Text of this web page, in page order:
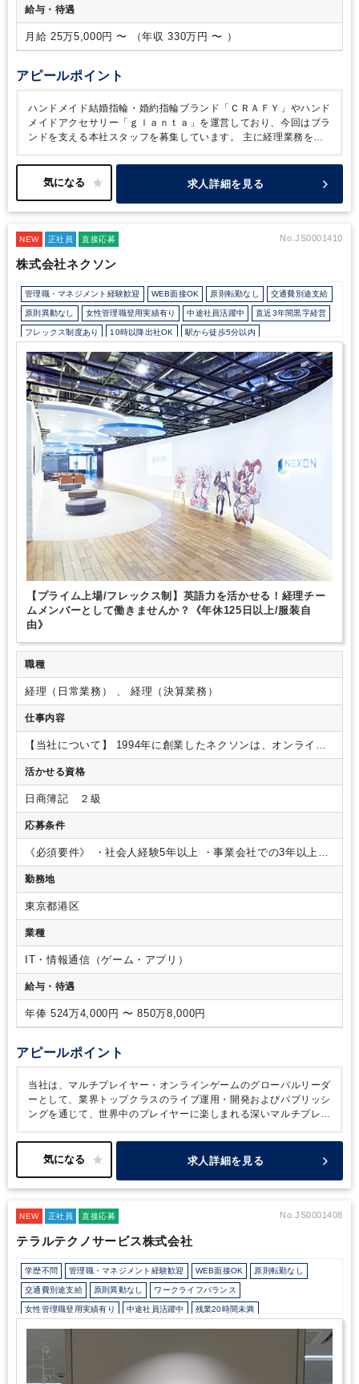
給与・待遇
月給 25万5,000円 〜 （年収 330万円 〜 ）
アピールポイント
ハンドメイド結婚指輪・婚約指輪ブランド「ＣＲＡＦＹ」やハンド
メイドアクセサリー「ｇｌａｎｔａ」を運営しており、今回はブラ
ンドを支える本社スタッフを募集しています。
主に経理業務をお
でいます。丁寧さや正確さを大切にできる方を歓迎します。一緒
にブランドを支えてくださる方のご応募をお待ちしています。
求人詳細を見る
NEW 正社員 直接応募 No.JS0001410
株式会社ネクソン
管理職・マネジメント経験歓迎 WEB面接OK 原則転勤なし 交通費別途支給
原則異動なし 女性管理職登用実績有り 中途社員活躍中 直近3年間黒字経営
フレックス制度あり 10時以降出社OK 駅から徒歩5分以内
上場企業・株式公開企業 オフィスカジュアルOK カジュアル（デニム）OK
外国人がいるグローバルなオフィス 研修・資格取得支援 完全週休2日制
年間休日120日以上 英語力を活かす 総合力（Big４～準大手）
芸能・芸術、クリエイティブ分野に強み
【プライム上場/フレックス制】英語力を活かせる！経理チー
ムメンバーとして働きませんか？《年休125日以上/服装自
由》
職種
経理（日常業務） 、 経理（決算業務）
仕事内容
【当社について】
1994年に創業したネクソンは、オンライン
ゲームの制作・開発、配信を手掛ける会社です。2011年12月
に東京証券取引所第一部（現在のプライム市場）へ上場し、代
表的作である『メイプルストーリー』、『マビノギ』、『アラ
ド戦記』をはじめとする40を超えるゲームを、190を超える国
と地域でPC、コンソール及びモバイル向けに提供していま
す。【組織について】経理チームは単体経理業務及びグルー
プ本社業務の一部を担当しています。 具体的には日々の会計
処理から会計決算・計算書類などの作成、監査法人対応、税務
申告書の作成、税務調査対応など様々な業務を行っています。
計算書類/単体財務諸表作成
申告作成サポート
業部門のサポート・各種レポートの作成・各種プロジェクト
対応【ポジションの役割】・担当者として各種業務をご担当
いただきます。・即戦力としての活躍ができる人【職場の環
境】 所属する経理財務部は約15名、経理チームは4名が所属し
ています。【キャリアパス】・チーム内のジョブローテーシ
ョンを経て、本人の適性・能力により他のチームへの異動も可
活かせる資格
日商簿記 ２級
応募条件
《必須要件》 ・社会人経験5年以上 ・事業会社での3年以上の
経理実務経験・現業部門や金融機関と接する機会が多いた
め、積極的なコミュニケーションをとることができる方
商簿記2級程度の会計知識
およびITスキル
読み書きレベルで構いません。
ますが必須ではございません。） 《尚可要件》・英語スキル
（TOEIC700程度）・税理士（法人・消費税）
事業に対する関心を持ち当事者として貢献するマインドを持っ
ている方・積極的に業務に取り組み、やり遂げる責任感のあ
とができる方 ・事業部門や関連会社に対して積極的かつ柔軟
に対応できる方・業務に取り組む中で会計・税務のスキルの
勤務地
東京都港区
業種
IT・情報通信（ゲーム・アプリ）
給与・待遇
年俸 524万4,000円 〜 850万8,000円
アピールポイント
当社は、マルチプレイヤー・オンラインゲームのグローバルリーダ
ーとして、業界トップクラスのライブ運用・開発およびパブリッシ
ングを通じて、世界中のプレイヤーに楽しまれる深いマルチプレイ
サービスを提供しているゲームの数は10タイトルを超え、世界中
で多くのファンを有しています。
当社は、1994年に設立され、現
190ヶ国以上で配信しています。ネクソンを象徴する『メイプルス
スのライブ運用により、常に魅力的なコンテンツとサービスを提供
らに、技術的進歩により、このような深いマルチプレイヤー・オン
ようになりました。『メイプルストーリーM』はその代表例です。
当社は、自社IP・業界トップクラスのライブ運用力・開発力・グロ
ーバルネットワークを活用したパブリッシング力を活かして、今後
も深いマルチプレイヤー・オンラインゲーム体験を様々なプラット
フォームを通じて、世界中のプレイヤーに提供してまいります。
求人詳細を見る
NEW 正社員 直接応募 No.JS0001408
テラルテクノサービス株式会社
学歴不問 管理職・マネジメント経験歓迎 WEB面接OK 原則転勤なし
交通費別途支給 原則異動なし ワークライフバランス
女性管理職登用実績有り 中途社員活躍中 残業20時間未満
所定労働時間8時間未満 駅から徒歩5分以内 オフィスカジュアルOK
研修・資格取得支援
寮・社宅・家賃・住宅補助